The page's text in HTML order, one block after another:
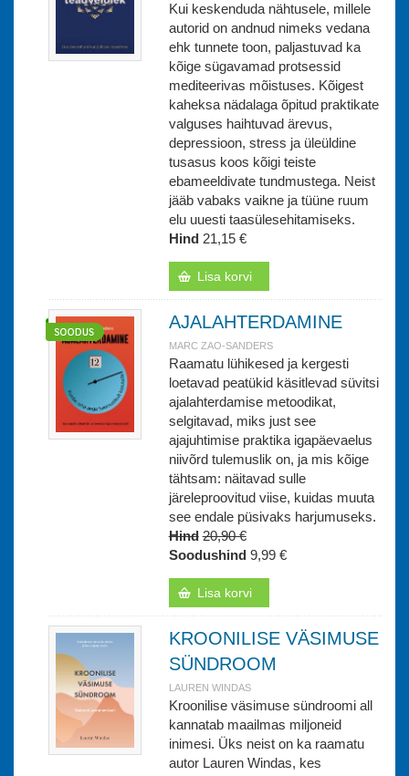
Kui keskenduda nähtusele, millele
autorid on andnud nimeks vedana
ehk tunnete toon, paljastuvad ka
kõige sügavamad protsessid
mediteerivas mõistuses. Kõigest
kaheksa nädalaga õpitud praktikate
valguses haihtuvad ärevus,
depressioon, stress ja üleüldine
tusasus koos kõigi teiste
ebameeldivate tundmustega. Neist
jääb vabaks vaikne ja tüüne ruum
elu uuesti taasülesehitamiseks.
Hind 21,15 €
Lisa korvi
AJALAHTERDAMINE
MARC ZAO-SANDERS
Raamatu lühikesed ja kergesti
loetavad peatükid käsitlevad süvitsi
ajalahterdamise metoodikat,
selgitavad, miks just see
ajajuhtimise praktika igapäevaelus
niivõrd tulemuslik on, ja mis kõige
tähtsam: näitavad sulle
järeleproovitud viise, kuidas muuta
see endale püsivaks harjumuseks.
Hind 20,90 €
Soodushind 9,99 €
Lisa korvi
KROONILISE VÄSIMUSE
SÜNDROOM
LAUREN WINDAS
Kroonilise väsimuse sündroomi all
kannatab maailmas miljoneid
inimesi. Üks neist on ka raamatu
autor Lauren Windas, kes